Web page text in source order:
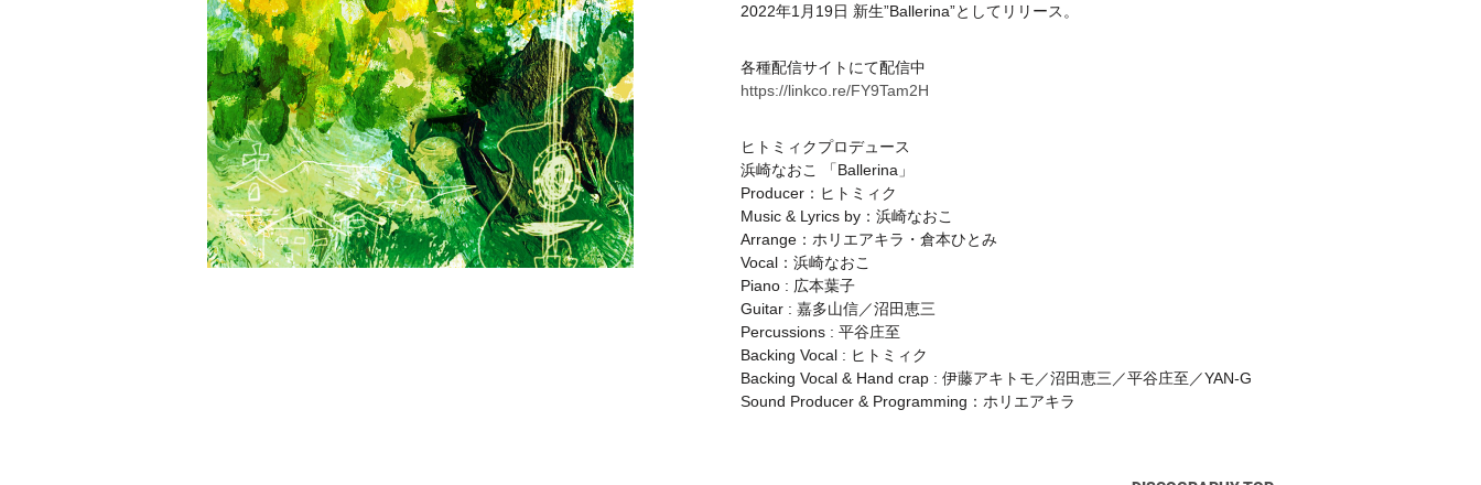
2022年1月19日 新生”Ballerina”としてリリース。
各種配信サイトにて配信中
https://linkco.re/FY9Tam2H
ヒトミィクプロデュース
浜崎なおこ 「Ballerina」
Producer：ヒトミィク
Music & Lyrics by：浜崎なおこ
Arrange：ホリエアキラ・倉本ひとみ
Vocal：浜崎なおこ
Piano : 広本葉子
Guitar : 嘉多山信／沼田恵三
Percussions : 平谷庄至
Backing Vocal : ヒトミィク
Backing Vocal & Hand crap : 伊藤アキトモ／沼田恵三／平谷庄至／YAN-G
Sound Producer & Programming：ホリエアキラ